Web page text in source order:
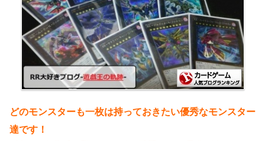
どのモンスターも一枚は持っておきたい優秀なモンスター
達です！